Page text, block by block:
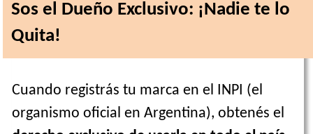
Sos el Dueño Exclusivo: ¡Nadie te lo
Quita!
Cuando registrás tu marca en el INPI (el
organismo oficial en Argentina), obtenés el